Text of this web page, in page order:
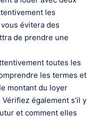
les
évitera des
de prendre une
toutes les
les termes et
montant du loyer
également s’il y
et comment elles